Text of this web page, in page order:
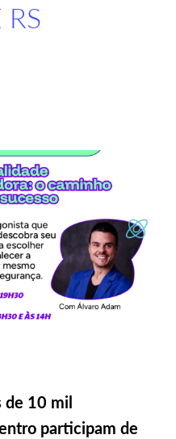
RS
de 10 mil
participam de